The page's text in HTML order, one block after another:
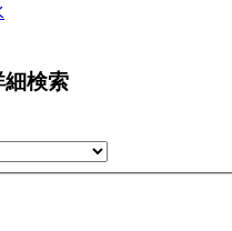
細検索